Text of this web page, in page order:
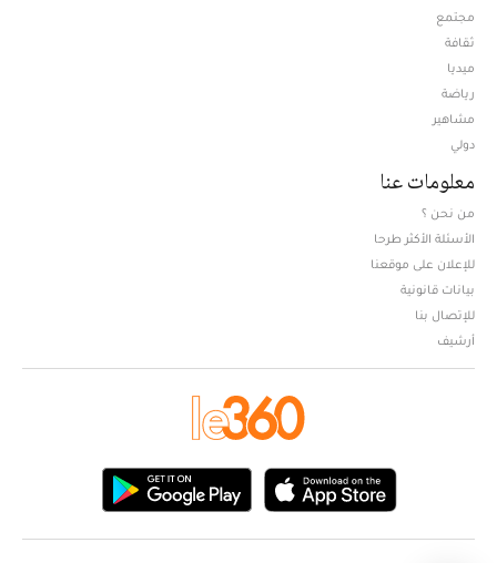
مجتمع
ثقافة
ميديا
رياضة
مشاهير
دولي
معلومات عنا
من نحن ؟
الأسئلة الأكثر طرحا
للإعلان على موقعنا
بيانات قانونية
للإتصال بنا
أرشيف